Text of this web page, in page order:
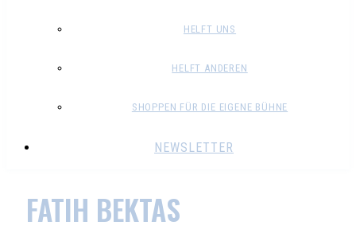
HELFT UNS
HELFT ANDEREN
SHOPPEN FÜR DIE EIGENE BÜHNE
NEWSLETTER
FATIH BEKTAS